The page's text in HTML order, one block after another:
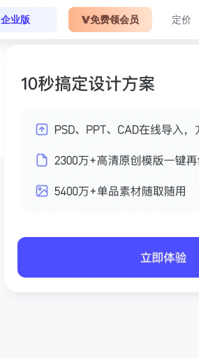
企业版 免费领会员 定价